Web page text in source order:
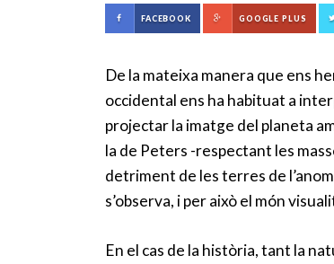
FACEBOOK GOOGLE PLUS
De la mateixa manera que ens
occidental ens ha habituat a
projectar la imatge del planeta
la de Peters -respectant les
detriment de les terres de
s’observa, i per això el món
En el cas de la història, tant la